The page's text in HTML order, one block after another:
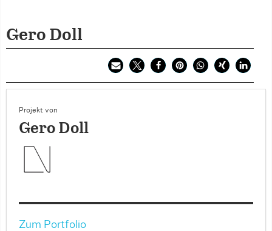
Gero Doll
Projekt von
Gero Doll
Zum Portfolio